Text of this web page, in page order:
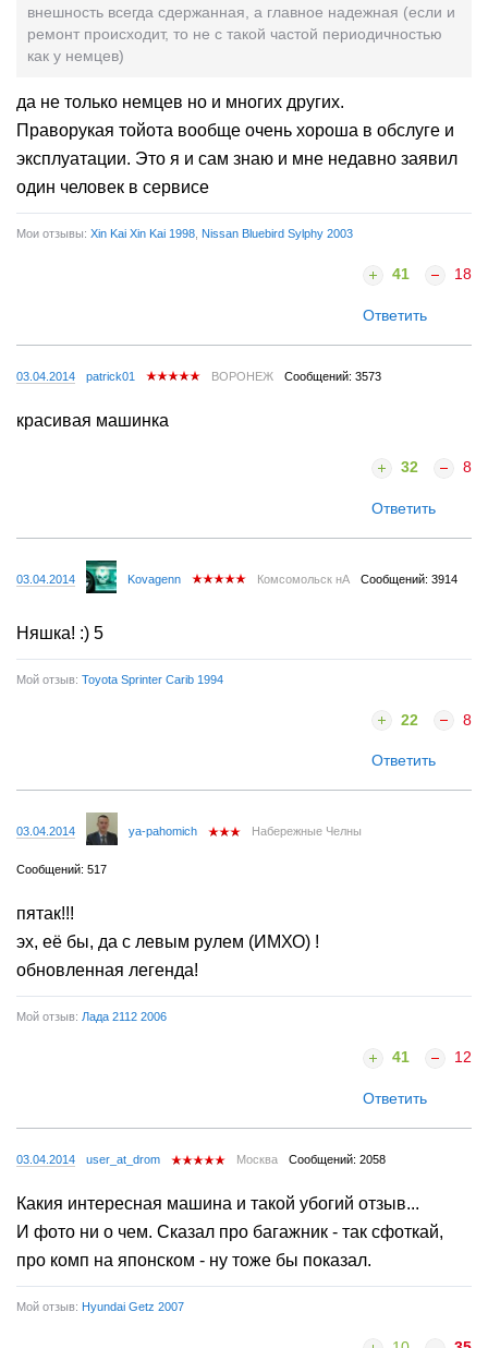
внешность всегда сдержанная, а главное надежная (если и
ремонт происходит, то не с такой частой периодичностью
как у немцев)
да не только немцев но и многих других.
Праворукая тойота вообще очень хороша в обслуге и
эксплуатации. Это я и сам знаю и мне недавно заявил
один человек в сервисе
Мои отзывы: Xin Kai Xin Kai 1998 Nissan Bluebird Sylphy 2003
41 18
Ответить
03.04.2014 patrick01 ВОРОНЕЖ Сообщений: 3573
красивая машинка
32 8
Ответить
03.04.2014 Kovagenn Комсомольск нА Сообщений: 3914
Няшка! :) 5
Мой отзыв: Toyota Sprinter Carib 1994
22 8
Ответить
03.04.2014 ya-pahomich Набережные Челны
Сообщений: 517
пятак!!!
эх, её бы, да с левым рулем (ИМХО) !
обновленная легенда!
Мой отзыв: Лада 2112 2006
41 12
Ответить
03.04.2014 user_at_drom Москва Сообщений: 2058
Какия интересная машина и такой убогий отзыв...
И фото ни о чем. Сказал про багажник - так сфоткай,
про комп на японском - ну тоже бы показал.
Мой отзыв: Hyundai Getz 2007